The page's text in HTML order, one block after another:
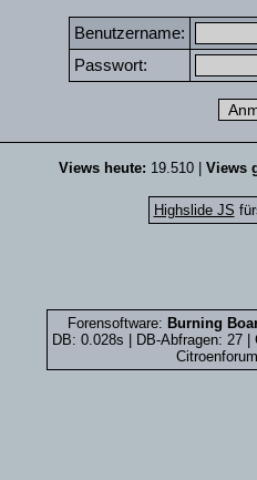
Benutzername:
Passwort:
Views heute: 19.510 | Views
Highslide JS
Forensoftware: Burning
DB: 0.028s | DB-Abfragen: 27